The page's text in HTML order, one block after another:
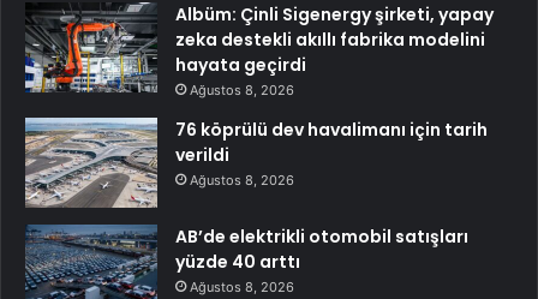
Albüm: Çinli Sigenergy şirketi, yapay
zeka destekli akıllı fabrika modelini
hayata geçirdi
Ağustos 8, 2026
76 köprülü dev havalimanı için tarih
verildi
Ağustos 8, 2026
AB’de elektrikli otomobil satışları
yüzde 40 arttı
Ağustos 8, 2026